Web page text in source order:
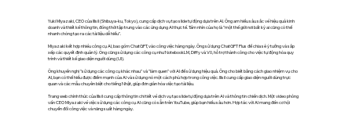
Yuki Miyazaki, CEO của Illsil (Shibuya-ku, Tokyo), cung cấp dịch vụ tạo slide tự động dựa trên AI. Ông am hiểu sâu sắc về hiệu quả kinh
doanh và thiết kế thông tin, đồng thời tập trung vào các ứng dụng AI thực tế. Tầm nhìn của họ là "một thế giới nơi bất kỳ ai cũng có thể
nhanh chóng tạo ra các tài liệu dễ hiểu".
Miyazaki kết hợp nhiều công cụ AI, bao gồm ChatGPT, vào công việc hàng ngày. Ông sử dụng ChatGPT Plus để chia sẻ ý tưởng và sắp
xếp các quyết định quản lý. Ông cũng sử dụng các công cụ như NotebookLM, Diffy và V0, hỗ trợ thành công cho việc tự động hóa quy
trình và thiết kế giao diện người dùng (UI).
Ông khuyến nghị "sử dụng các công cụ khác nhau" và "làm quen" với AI để sử dụng hiệu quả. Ông cho biết bằng cách giao nhiệm vụ cho
AI, bạn có thể hiểu được điểm mạnh của AI và sử dụng nó một cách phù hợp trong công việc. Illsil cung cấp giao diện người dùng trực
quan và các mẫu chuyên biệt cho tiếng Nhật, giúp đơn giản hóa việc tạo tài liệu.
Trang web chính thức của Illsil cung cấp thông tin chi tiết về dịch vụ tạo slide tự động dựa trên AI và thông tin chiến dịch. Một video phỏng
vấn CEO Miyazaki về việc sử dụng các công cụ AI cũng có sẵn trên YouTube, giúp bạn hiểu sâu hơn. Hợp tác với AI mang đến cơ hội
chuyển đổi công việc và năng suất hàng ngày.